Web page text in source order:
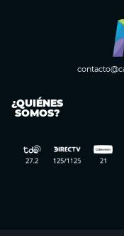
¿QUIÉNES
SOMOS?